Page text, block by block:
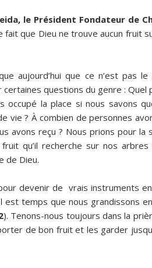
le Président Fondateur de
fait que Dieu ne trouve aucun fruit
aujourd’hui que ce n’est pas le
questions du genre : Quel
occupé la place si nous savons
vie ? À combien de personnes
avons reçu ? Nous prions pour la
qu’il recherche sur nos arbres
de Dieu.
devenir de vrais instruments
est temps que nous grandissons
). Tenons-nous toujours dans la
de bon fruit et les garder